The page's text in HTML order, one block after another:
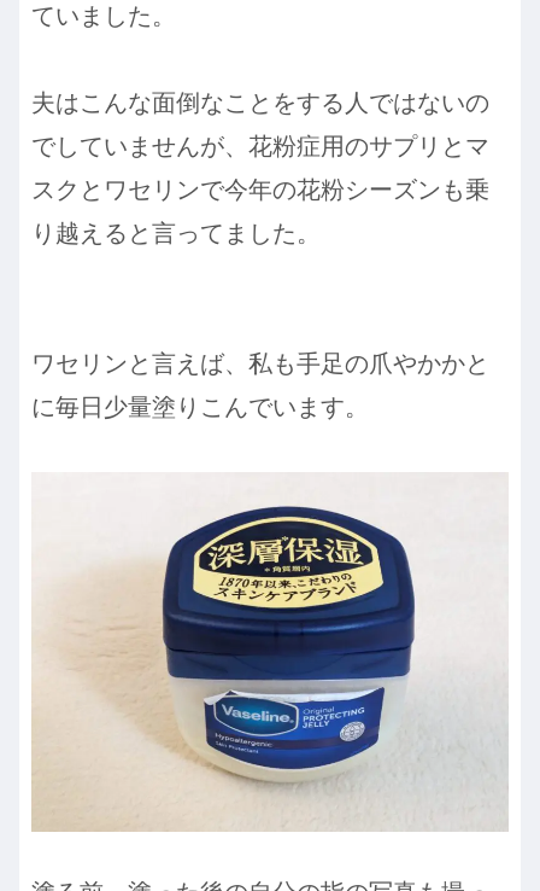
ていました。
夫はこんな面倒なことをする人ではないの
でしていませんが、花粉症用のサプリとマ
スクとワセリンで今年の花粉シーズンも乗
り越えると言ってました。
ワセリンと言えば、私も手足の爪やかかと
に毎日少量塗りこんでいます。